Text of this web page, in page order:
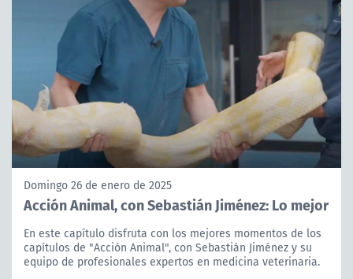
Domingo 26 de enero de 2025
Acción Animal, con Sebastián Jiménez: Lo mejor
En este capítulo disfruta con los mejores momentos de los
capítulos de "Acción Animal", con Sebastián Jiménez y su
equipo de profesionales expertos en medicina veterinaria.